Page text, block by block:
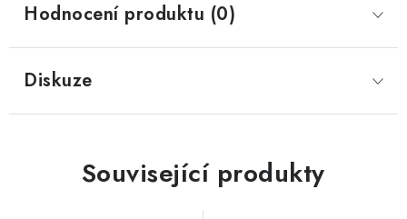
Hodnocení produktu (0)
Diskuze
Související produkty